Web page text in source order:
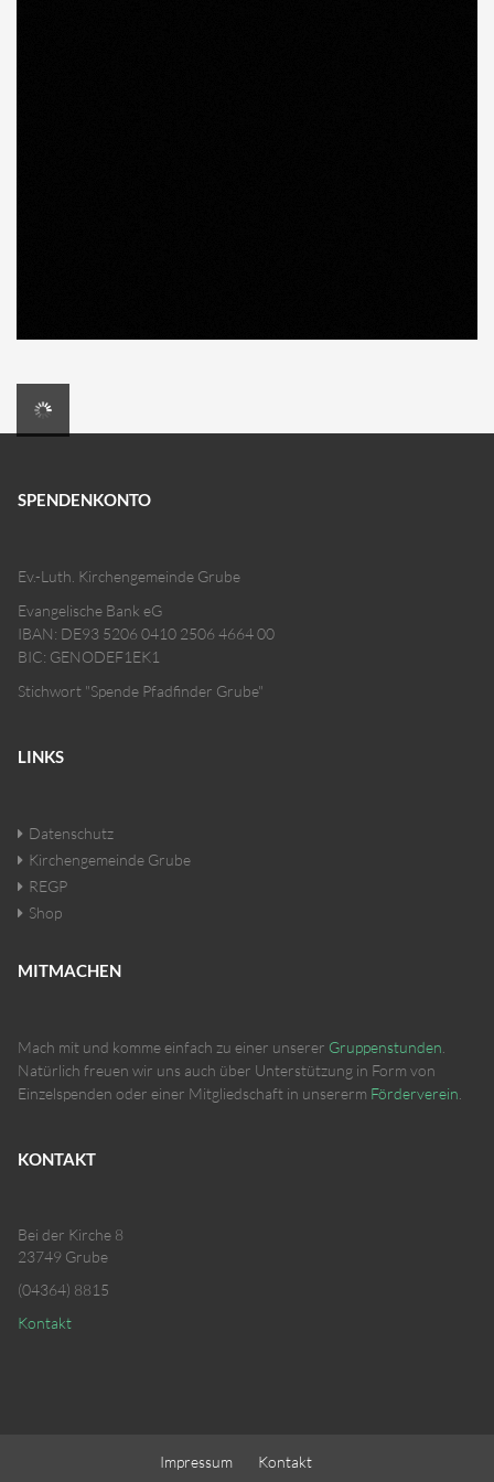
SPENDENKONTO
Ev.-Luth. Kirchengemeinde Grube
Evangelische Bank eG
IBAN: DE93 5206 0410 2506 4664 00
BIC: GENODEF1EK1
Stichwort "Spende Pfadfinder Grube"
LINKS
Datenschutz
Kirchengemeinde Grube
REGP
Shop
MITMACHEN
Mach mit und komme einfach zu einer unserer Gruppenstunden
Natürlich freuen wir uns auch über Unterstützung in Form von
Einzelspenden oder einer Mitgliedschaft in unsererm Förderverein
KONTAKT
Bei der Kirche 8
23749 Grube
(04364) 8815
Kontakt
Impressum Kontakt